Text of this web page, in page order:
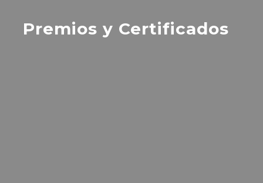
Premios y Certificados